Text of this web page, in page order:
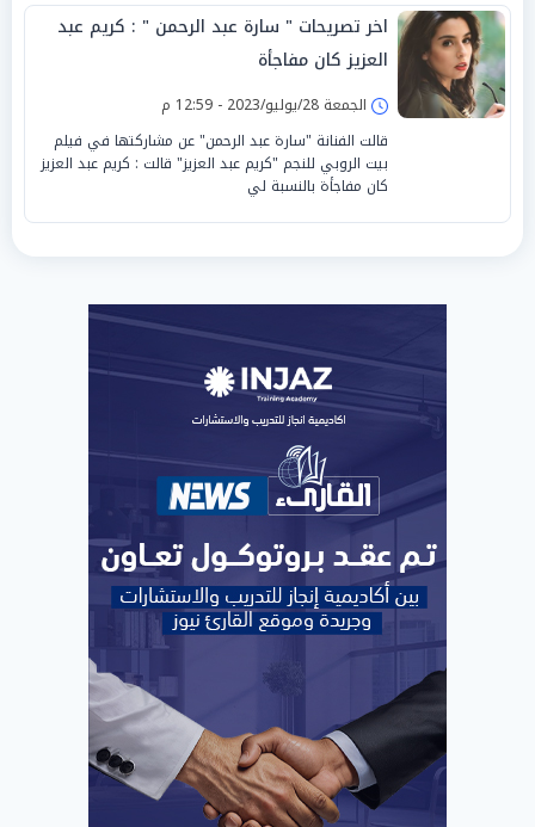
اخر تصريحات " سارة عبد الرحمن " : كريم عبد
العزيز كان مفاجأة
الجمعة 28/يوليو/2023 - 12:59 م
قالت الفنانة "سارة عبد الرحمن" عن مشاركتها في فيلم
بيت الروبي للنجم "كريم عبد العزيز" قالت : كريم عبد العزيز
كان مفاجأة بالنسبة لي